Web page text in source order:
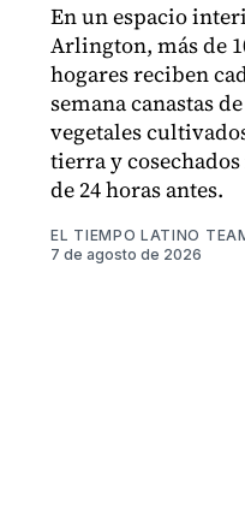
En un espacio
Arlington, más de
hogares reciben
semana canastas de
vegetales
tierra y
de 24 horas antes.
EL TIEMPO LATINO
7 de agosto de 2026